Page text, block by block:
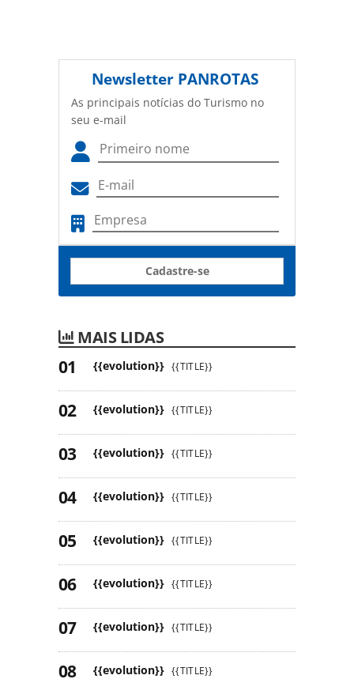
Newsletter PANROTAS
As principais notícias do Turismo no
seu e-mail
Cadastre-se
MAIS LIDAS
{{evolution}} {{TITLE}}
{{evolution}} {{TITLE}}
{{evolution}} {{TITLE}}
{{evolution}} {{TITLE}}
{{evolution}} {{TITLE}}
{{evolution}} {{TITLE}}
{{evolution}} {{TITLE}}
{{evolution}} {{TITLE}}